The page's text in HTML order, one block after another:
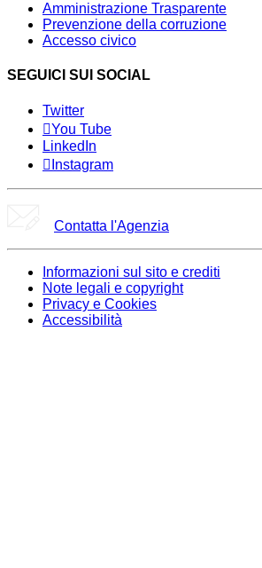
Amministrazione Trasparente
Prevenzione della corruzione
Accesso civico
SEGUICI SUI SOCIAL
Twitter
You Tube
LinkedIn
Instagram
Contatta l'Agenzia
Informazioni sul sito e crediti
Note legali e copyright
Privacy e Cookies
Accessibilità